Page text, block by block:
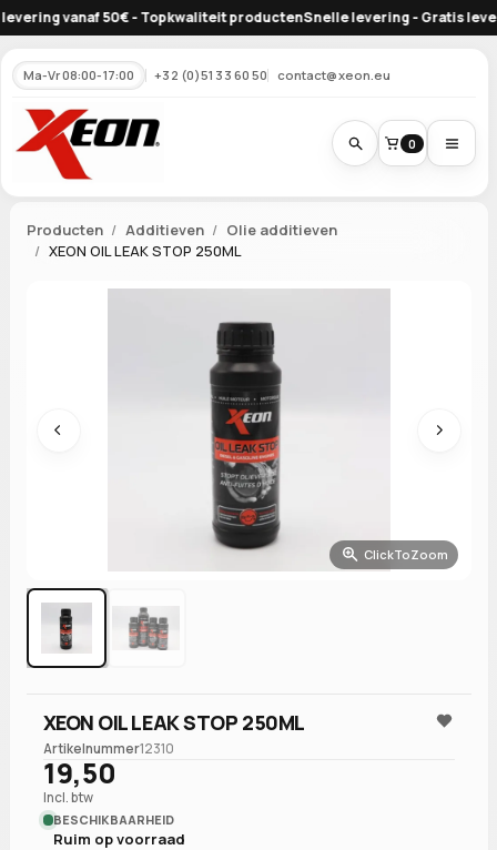
vanaf 50€ - Topkwaliteit productenSnelle levering - Gratis
Ma-Vr 08:00-17:00 +32 (0)51 33 60 50 contact@xeon.eu
0
Producten Additieven
Olie additieven
XEON OIL LEAK STOP 250ML
Vorige
ClickToZoom
XEON OIL LEAK STOP 250ML
Artikelnummer12310
19,50
Incl. btw
BESCHIKBAARHEID
Ruim op voorraad